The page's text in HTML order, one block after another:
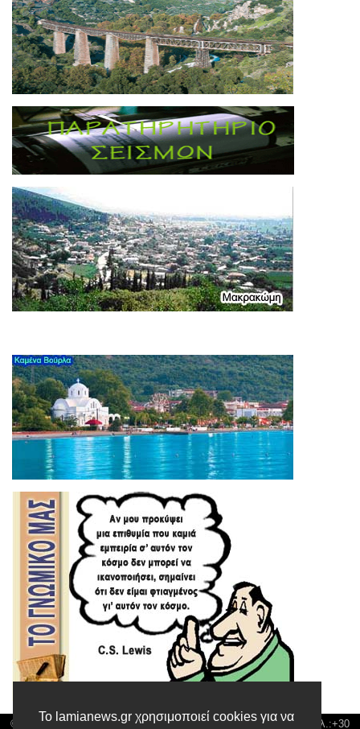
Το lamianews.gr χρησιμοποιεί cookies για να
© Lamia News | Διεύθυνση: Καποδιστρίου 3 ΤΚ-35132 ΛΑΜΙΑ | Τηλ.:+30